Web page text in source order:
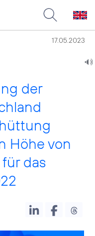
17.05.2023
der
Höhe von
das